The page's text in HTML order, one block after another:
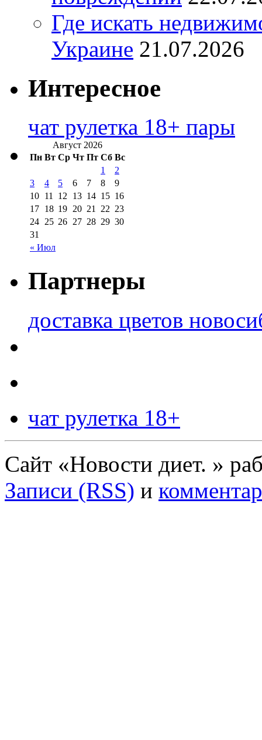
Где искать
Украине 21.07.2026
Интересное
чат рулетка 18+ пары
Август 2026
Пн Вт Ср Чт Пт Сб Вс
« Июл
1
2
3
4 5 6 7 8
9
10 11 12 13 14 15 16
17 18 19 20 21 22 23
24 25 26 27 28 29 30
31
Партнеры
доставка цветов
чат рулетка 18+
Сайт «Новости диет. »
Записи (RSS) и